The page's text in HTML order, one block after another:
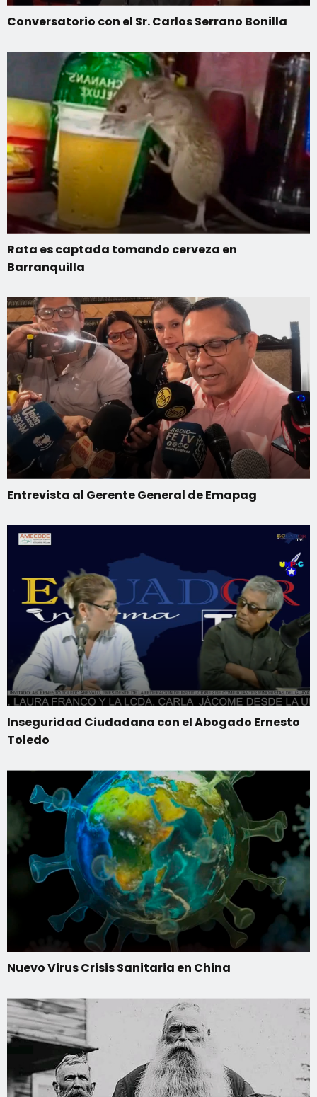
Conversatorio con el Sr. Carlos Serrano Bonilla
Rata es captada tomando cerveza en
Barranquilla
Entrevista al Gerente General de Emapag
Inseguridad Ciudadana con el Abogado Ernesto
Toledo
Nuevo Virus Crisis Sanitaria en China